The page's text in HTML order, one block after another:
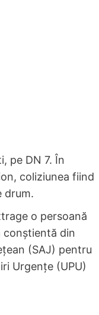
pe DN 7. În
coliziunea fiind
drum.
o persoană
conștientă din
(SAJ) pentru
Urgențe (UPU)